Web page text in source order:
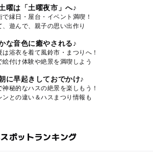
曜は「土曜夜市」へ♪
で縁日・屋台・イベント満喫！
、遊んで、親子の思い出作り
な音色に癒やされる♪
は浴衣を着て風鈴市・まつりへ！
絵付け体験や絶景を満喫しよう
に早起きしておでかけ♪
神秘的なハスの絶景を楽しもう！
ンとの違い＆ハスまつり情報も
ポットランキング